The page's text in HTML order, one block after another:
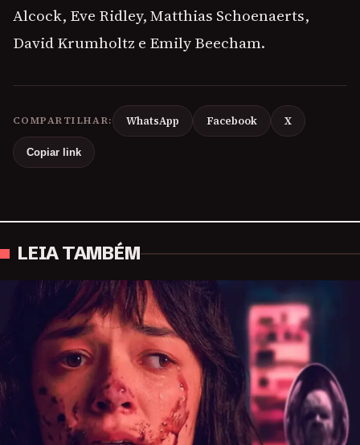
Alcock, Eve Ridley, Matthias Schoenaerts,
David Krumholtz e Emily Beecham.
COMPARTILHAR: WhatsApp Facebook X
Copiar link
LEIA TAMBÉM